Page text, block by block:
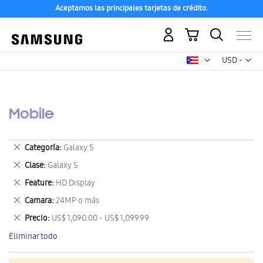
Aceptamos las principales tarjetas de crédito.
USD -
dólar
Mi carrito
Mobile
Categoría Galaxy S
Eliminar
este
artículo
Clase Galaxy S
Eliminar
este
artículo
Feature HD Display
Eliminar
este
artículo
Camara 24MP o más
Eliminar
este
artículo
Precio US$ 1,090.00 - US$ 1,099.99
Eliminar
este
artículo
Eliminar todo